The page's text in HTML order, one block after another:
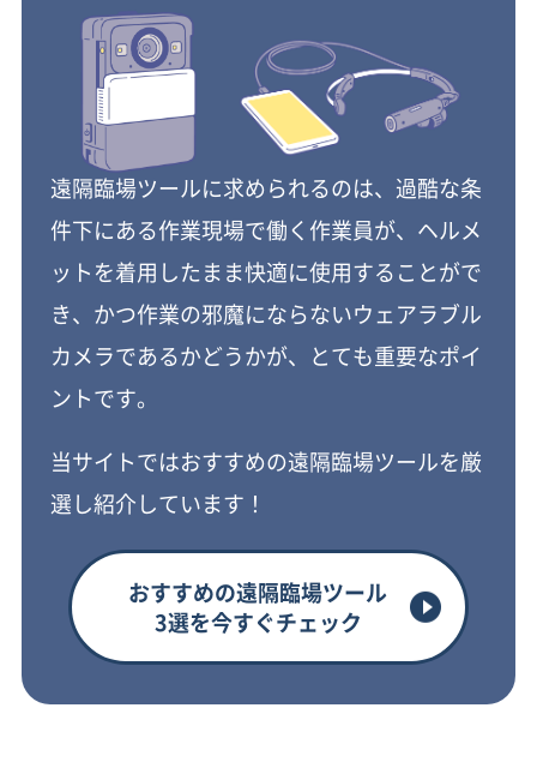
遠隔臨場ツールに求められるのは、過酷な条
件下にある作業現場で働く作業員が、ヘルメ
ットを着用したまま快適に使用することがで
き、かつ作業の邪魔にならないウェアラブル
カメラであるかどうかが、とても重要なポイ
ントです。
当サイトではおすすめの遠隔臨場ツールを厳
選し紹介しています！
おすすめの遠隔臨場ツール
3選を今すぐチェック